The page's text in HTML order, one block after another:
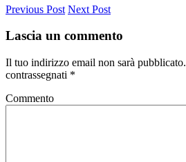
Previous Post Next Post
Lascia un commento
Il tuo indirizzo email non sarà pubblicato.
contrassegnati *
Commento